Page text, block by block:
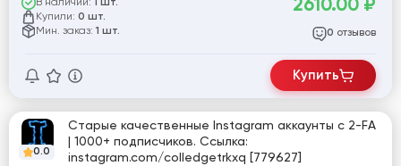
1 шт.
Купили: 0 шт.
Мин. заказ: 1 шт.
2610.00 ₽
0 отзывов
Купить
0.0
Старые качественные Instagram аккаунты с 2-FA
| 1000+ подписчиков. Ссылка:
instagram.com/colledgetrkxq [779627]